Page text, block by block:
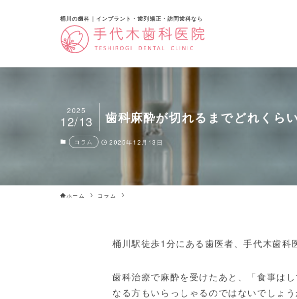
桶川の歯科｜インプラント・歯列矯正・訪問歯科なら
歯科麻酔が切れるまでどれくら
2025
12/13
コラム 2025年12月13日
ホーム コラム
桶川駅徒歩1分にある歯医者、手代木歯科
歯科治療で麻酔を受けたあと、「食事は
なる方もいらっしゃるのではないでしょう